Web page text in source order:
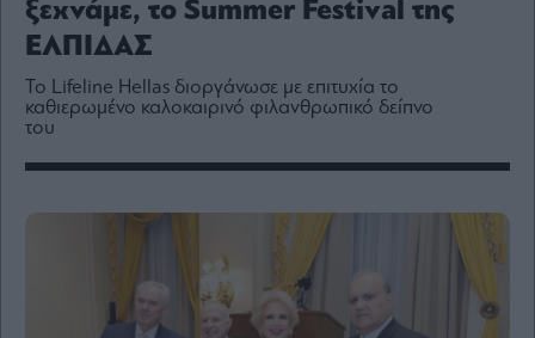
Συνεντεύξεις
Les
Vivants
ξεχνάμε, το Summer Festival της
ΕΛΠΙΔΑΣ
Το Lifeline Hellas διοργάνωσε με επιτυχία το
καθιερωμένο καλοκαιρινό φιλανθρωπικό δείπνο
του